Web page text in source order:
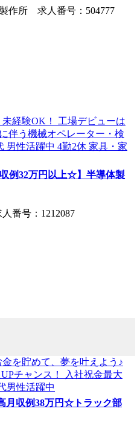
作所 求人番号：504777
収例32万円以上☆】半導体製
番号：1212087
月収例38万円☆トラック部